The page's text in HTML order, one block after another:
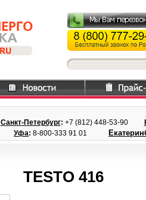
Санкт-Петербург: +7 (812) 448-53-90
Уфа: 8-800-333 91 01
TESTO 416